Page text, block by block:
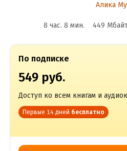
Алика
8 час. 8 мин. 449
По подписке
549 руб.
Доступ ко всем книгам и
Первые 14 дней бесплатно